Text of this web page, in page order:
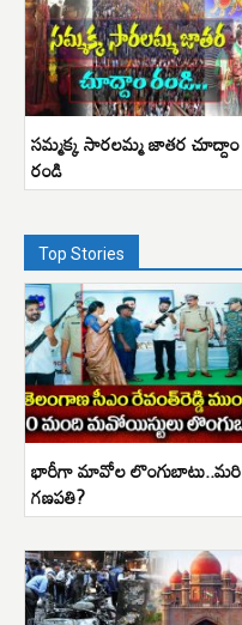
సమ్మక్క సారలమ్మ జాతర చూద్దాం
రండి
Top Stories
భారీగా మావోల లొంగుబాటు..మరి
గణపతి?